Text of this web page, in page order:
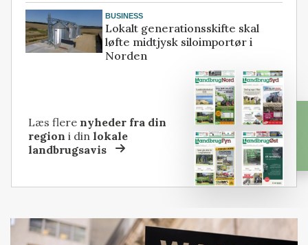
BUSINESS
Lokalt generationsskifte skal
løfte midtjysk siloimportør i
Norden
Læs flere nyheder fra din
region i dinlokale
landbrugsavis